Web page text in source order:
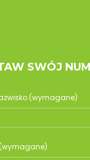
SWÓJ
(wymagane)